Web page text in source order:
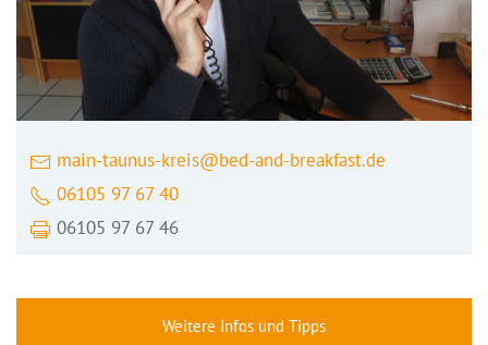
main-taunus-kreis@bed-and-breakfast.de
06105 97 67 40
06105 97 67 46
Weitere Infos und Tipps